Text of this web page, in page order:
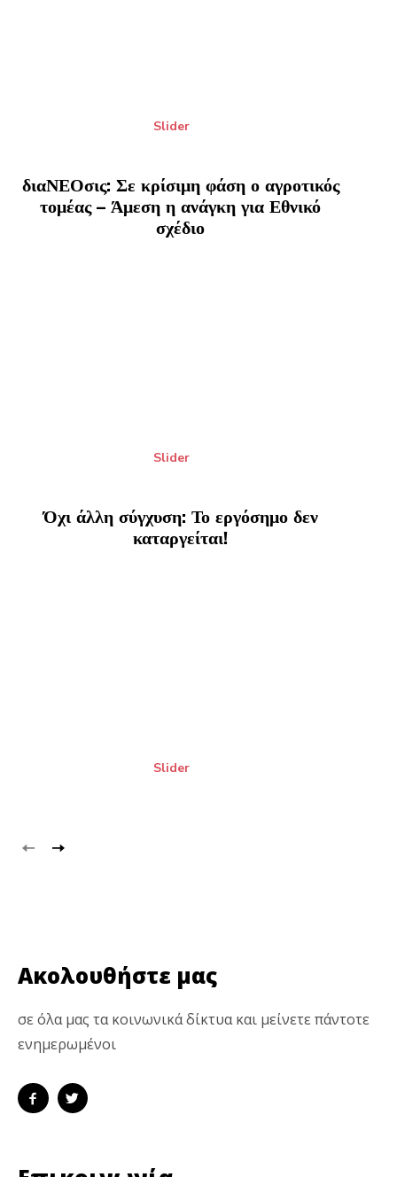
Slider
διαΝΕΟσις: Σε κρίσιμη φάση ο αγροτικός
τομέας – Άμεση η ανάγκη για Εθνικό
σχέδιο
Slider
Όχι άλλη σύγχυση: Το εργόσημο δεν
καταργείται!
Slider
Ακολουθήστε μας
σε όλα μας τα κοινωνικά δίκτυα και μείνετε πάντοτε
ενημερωμένοι